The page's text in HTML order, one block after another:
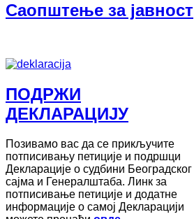
Саопштење за јавност
ПОДРЖИ
ДЕКЛАРАЦИЈУ
Позивамо вас да се прикључите
потписивању петиције и подршци
Декларације о судбини Београдског
сајма и Генералштаба. Линк за
потписивање петиције и додатне
информације о самој Декларацији